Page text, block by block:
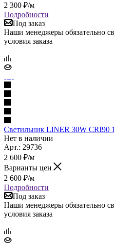
2 300 ₽/м
Подробности
Под заказ
Наши менеджеры обязательно
условия заказа
Светильник LINER 30W CRI90
Нет в наличии
Арт.: 29736
2 600 ₽/м
Варианты цен
2 600 ₽/м
Подробности
Под заказ
Наши менеджеры обязательно
условия заказа